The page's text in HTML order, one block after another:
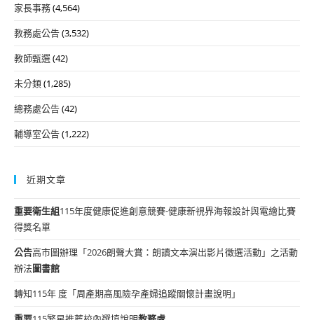
家長事務(4,564)
教務處公告(3,532)
教師甄選(42)
未分類(1,285)
總務處公告(42)
輔導室公告(1,222)
近期文章
重要衛生組115年度健康促進創意競賽-健康新視界海報設計與電繪比賽
得獎名單
公告高市圖辦理「2026朗聲大賞：朗讀文本演出影片徵選活動」之活動
辦法圖書館
轉知115年 度「周產期高風險孕產婦追蹤關懷計畫說明」